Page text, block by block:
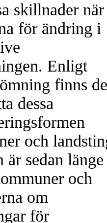
skillnader när
för ändring i
Enligt
finns
dessa
och
sedan länge
och
om
för